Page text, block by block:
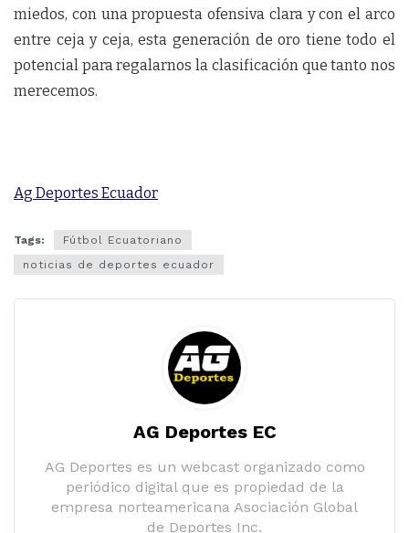
miedos, con una propuesta ofensiva clara y con el arco
entre ceja y ceja, esta generación de oro tiene todo el
potencial para regalarnos la clasificación que tanto nos
merecemos.
Ag Deportes Ecuador
Tags:
Fútbol Ecuatoriano
noticias de deportes ecuador
AG Deportes EC
AG Deportes es un webcast organizado como
periódico digital que es propiedad de la
empresa norteamericana Asociación Global
de Deportes Inc.